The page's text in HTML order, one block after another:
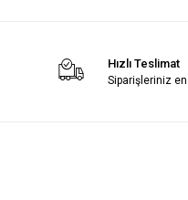
Hızlı Teslimat
Siparişleriniz